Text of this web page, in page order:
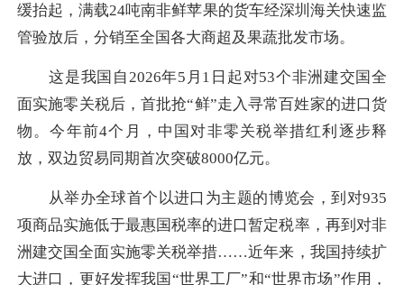
缓抬起，满载24吨南非鲜苹果的货车经深圳海关快速监
管验放后，分销至全国各大商超及果蔬批发市场。
这是我国自2026年5月1日起对53个非洲建交国全
面实施零关税后，首批抢“鲜”走入寻常百姓家的进口货
物。今年前4个月，中国对非零关税举措红利逐步释
放，双边贸易同期首次突破8000亿元。
从举办全球首个以进口为主题的博览会，到对935
项商品实施低于最惠国税率的进口暂定税率，再到对非
洲建交国全面实施零关税举措……近年来，我国持续扩
大进口，更好发挥我国“世界工厂”和“世界市场”作用，